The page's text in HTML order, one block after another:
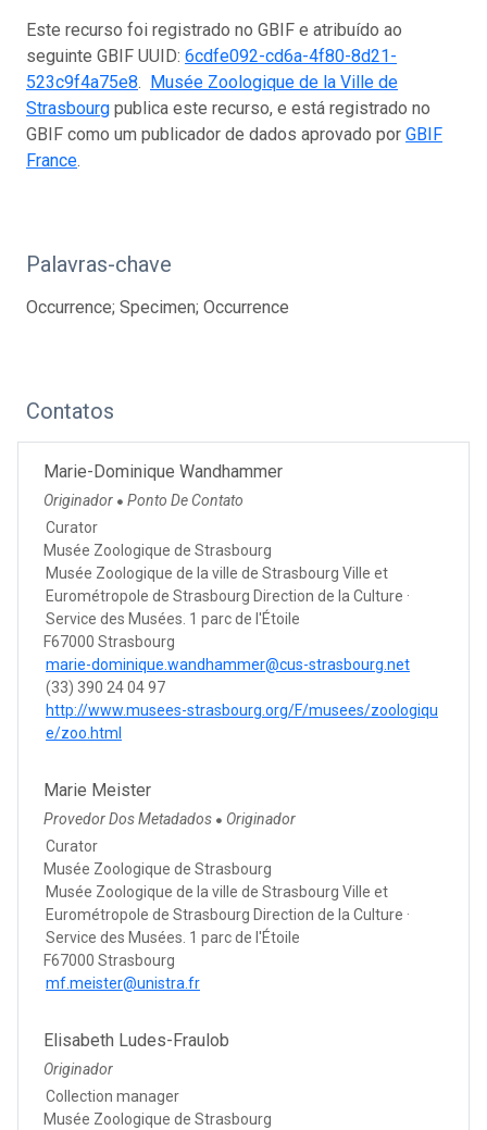
Este recurso foi registrado no GBIF e atribuído ao
seguinte GBIF UUID: 6cdfe092-cd6a-4f80-8d21-
523c9f4a75e8. Musée Zoologique de la Ville de
Strasbourg publica este recurso, e está registrado no
GBIF como um publicador de dados aprovado por GBIF
France.
Palavras-chave
Occurrence; Specimen; Occurrence
Contatos
Marie-Dominique Wandhammer
Originador ● Ponto De Contato
Curator
Musée Zoologique de Strasbourg
Musée Zoologique de la ville de Strasbourg Ville et
Eurométropole de Strasbourg Direction de la Culture ·
Service des Musées. 1 parc de l'Étoile
F67000 Strasbourg
marie-dominique.wandhammer@cus-strasbourg.net
(33) 390 24 04 97
http://www.musees-strasbourg.org/F/musees/zoologiqu
e/zoo.html
Marie Meister
Provedor Dos Metadados ● Originador
Curator
Musée Zoologique de Strasbourg
Musée Zoologique de la ville de Strasbourg Ville et
Eurométropole de Strasbourg Direction de la Culture ·
Service des Musées. 1 parc de l'Étoile
F67000 Strasbourg
mf.meister@unistra.fr
Elisabeth Ludes-Fraulob
Originador
Collection manager
Musée Zoologique de Strasbourg